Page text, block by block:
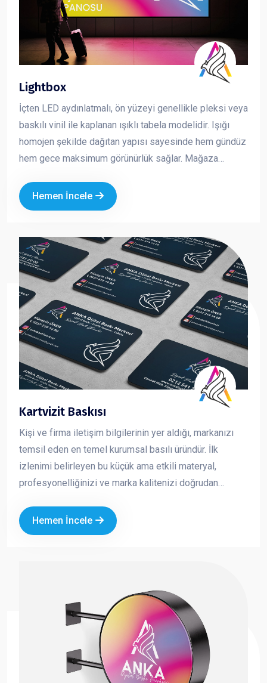
Lightbox
İçten LED aydınlatmalı, ön yüzeyi genellikle pleksi veya
baskılı vinil ile kaplanan ışıklı tabela modelidir. Işığı
homojen şekilde dağıtan yapısı sayesinde hem gündüz
hem gece maksimum görünürlük sağlar. Mağaza
tercih edilen tabela çözümlerinden biridir. Dikkat çekici,
net ve profesyonel bir sunum sağlar.
Hemen İncele
Kartvizit Baskısı
Kişi ve firma iletişim bilgilerinin yer aldığı, markanızı
temsil eden en temel kurumsal basılı üründür. İlk
izlenimi belirleyen bu küçük ama etkili materyal,
profesyonelliğinizi ve marka kalitenizi doğrudan
uygulamaları ile hazırlanan kartvizitler, firmanızın
prestijini artırır ve akılda kalıcılığını güçlendirir.
Hemen İncele